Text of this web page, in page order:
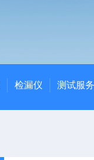
检漏仪 测试服务